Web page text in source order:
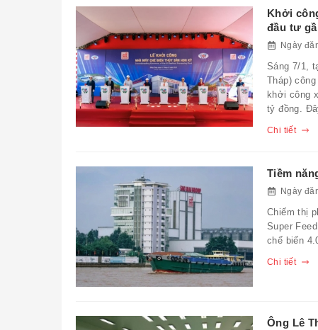
Khởi
đầu tư
Ngày
Sáng 7/1,
Tháp)
khởi công
tỷ đồng.
Chi tiết
Tiềm
Ngày
Chiếm thị
Super
chế biến
Chi tiết
Ông Lê